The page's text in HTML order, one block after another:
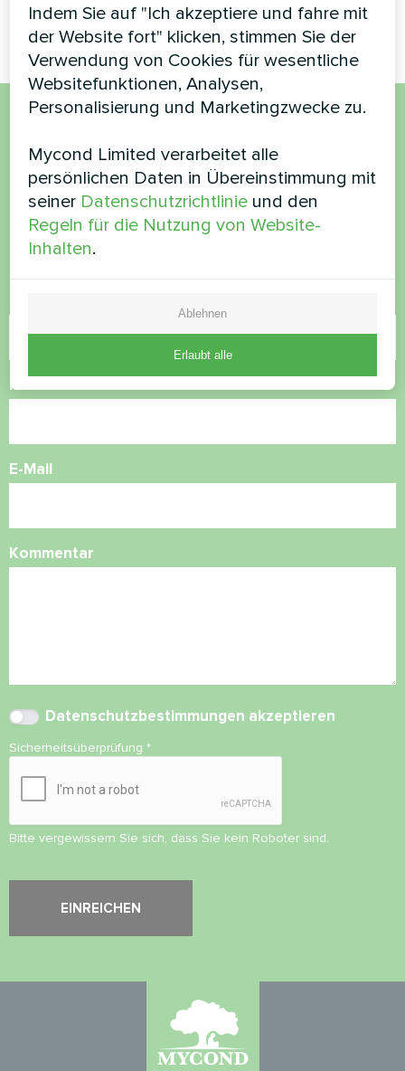
BeeHeat MHS-N14BH/MHS-U14BH
Möchten Sie kaufen oder
haben Sie Fragen?
Kontaktieren Sie uns und wir werden Ihnen
helfen
Rufnummer
E-Mail
Kommentar
Datenschutzbestimmungen akzeptieren
Sicherheitsüberprüfung *
Bitte vergewissern Sie sich, dass Sie kein Roboter sind.
Indem Sie auf "Ich akzeptiere und fahre mit
der Website fort" klicken, stimmen Sie der
Verwendung von Cookies für wesentliche
Websitefunktionen, Analysen,
Personalisierung und Marketingzwecke zu.
Mycond Limited verarbeitet alle
persönlichen Daten in Übereinstimmung mit
seiner Datenschutzrichtlinie und den
Regeln für die Nutzung von Website-
Inhalten.
Ablehnen
Erlaubt alle